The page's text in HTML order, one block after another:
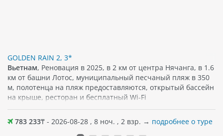
GOLDEN RAIN 2, 3*
Вьетнам, Реновация в 2025, в 2 км от центра Нячанга, в 1.6
км от башни Лотос, муниципальный песчаный пляж в 350
м, полотенца на пляж предоставляются, открытый бассейн
на крыше, ресторан и бесплатный Wi-Fi
783 233₸ - 2026-08-28 , 8 ноч. , 2 взр. → подробнее о туре